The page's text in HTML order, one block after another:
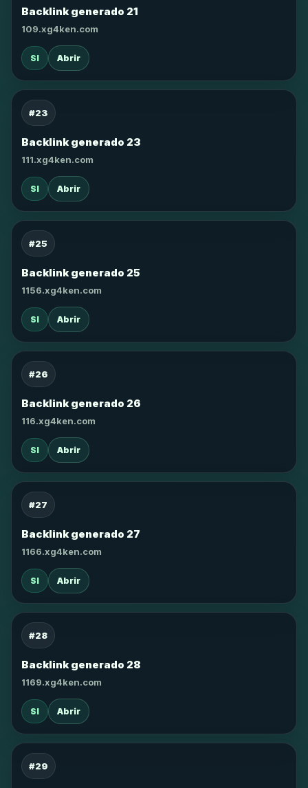
Backlink generado 21
109.xg4ken.com
SI Abrir
#23
Backlink generado 23
111.xg4ken.com
SI Abrir
#25
Backlink generado 25
1156.xg4ken.com
SI Abrir
#26
Backlink generado 26
116.xg4ken.com
SI Abrir
#27
Backlink generado 27
1166.xg4ken.com
SI Abrir
#28
Backlink generado 28
1169.xg4ken.com
SI Abrir
#29